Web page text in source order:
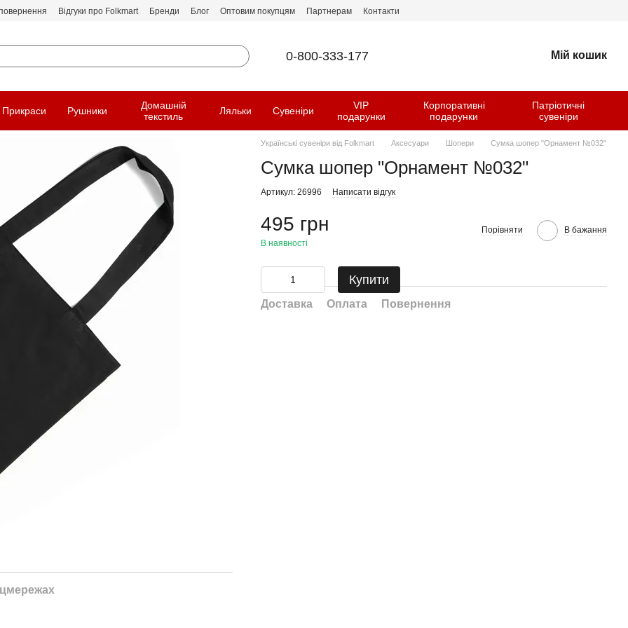
Відгуки про Folkmart Бренди Блог Оптовим покупцям Партнерам Контакти
0-800-333-177 Мій кошик
Прикраси Рушники
Домашній
текстиль
Ляльки Сувеніри
VIP
подарунки
Корпоративні
подарунки
Патріотичні
сувеніри
Українські сувеніри від Folkmart Аксесуари Шопери Сумка шопер "Орнамент №032"
Сумка шопер "Орнамент №032"
Артикул: 26996 Написати відгук
495 грн
В наявності
Порівняти В бажання
Купити
Доставка Оплата Повернення